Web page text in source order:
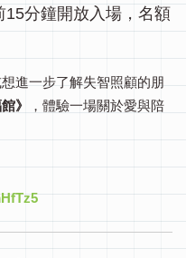
分鐘開放入場，名額
進一步了解失智照顧的朋
》
，體驗一場關於愛與陪